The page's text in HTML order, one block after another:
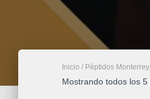
Inicio / Péptidos
Mostrando todos los